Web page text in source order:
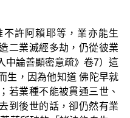
許阿賴耶等，業亦能生
二業滅經多劫，仍從彼業
中論善顯密意疏》卷7）這
生，因為他知道 佛陀早就
若業種不能被貫通三世、
到後世的話，卻仍然有業